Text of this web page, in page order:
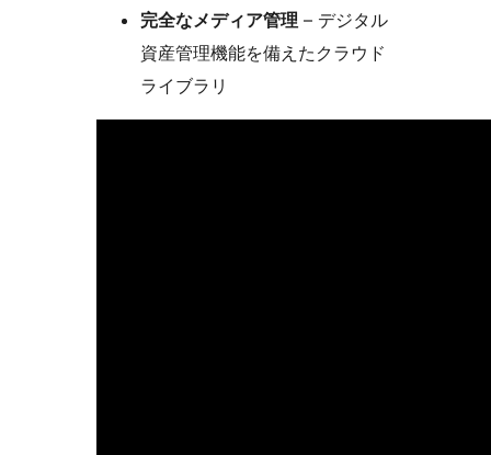
完全なメディア管理 – デジタル
資産管理機能を備えたクラウド
ライブラリ